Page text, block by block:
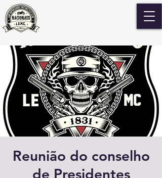
Reunião do conselho
de Presidentes